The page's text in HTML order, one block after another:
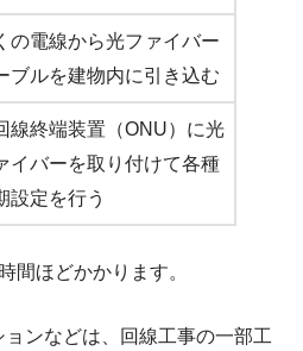
の電線から光ファイバー
ブルを建物内に引き込む
線終端装置（ONU）に光
イバーを取り付けて各種
設定を行う
間ほどかかります。
ンなどは、回線工事の一部工